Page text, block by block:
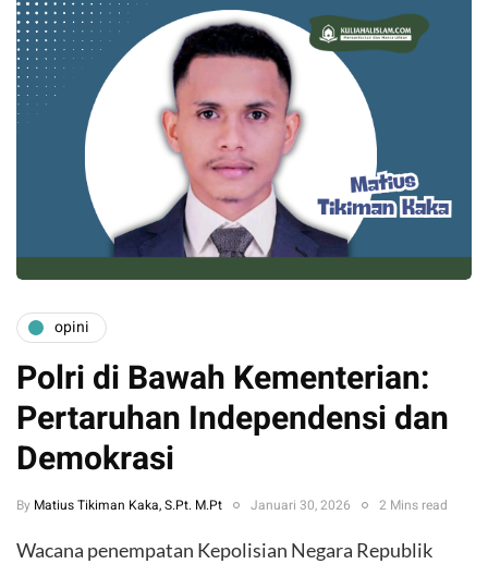
opini
Polri di Bawah Kementerian:
Pertaruhan Independensi dan
Demokrasi
By Matius Tikiman Kaka, S.Pt. M.Pt Januari 30, 2026 2 Mins read
Wacana penempatan Kepolisian Negara Republik